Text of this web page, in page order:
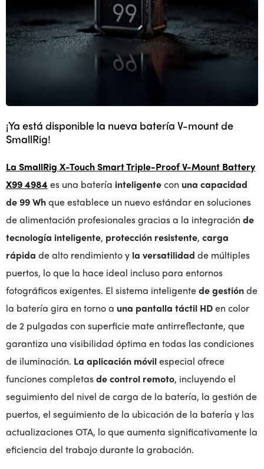
¡Ya está disponible la nueva batería V-mount de
SmallRig!
La SmallRig X-Touch Smart Triple-Proof V-Mount Battery
X99 4984 es una batería inteligentecon una capacidad
de 99 Whque establece un nuevo estándar en soluciones
de alimentación profesionales gracias a la integración de
tecnología inteligente, protección resistente, carga
rápida de alto rendimiento y la versatilidad de múltiples
puertos, lo que la hace ideal incluso para entornos
fotográficos exigentes. El sistema inteligentede gestiónde
la batería gira en torno a una pantalla táctil HDen color
de 2 pulgadas con superficie mate antirreflectante, que
garantiza una visibilidad óptima en todas las condiciones
de iluminación. La aplicación móvilespecial ofrece
funciones completasde control remoto, incluyendo el
seguimiento del nivel de carga de la batería, la gestión de
puertos, el seguimiento de la ubicación de la batería y las
actualizaciones OTA, lo que aumenta significativamente la
eficiencia del trabajo durante la grabación.